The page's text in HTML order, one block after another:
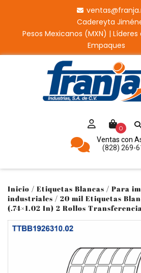
Cadereyta
Pesos Mexicanos (MXN) |
Empaques
0
Ventas con
(828) 269-
Inicio / Etiquetas Blancas / Para
industriales / 20 mil Etiquetas
(.74×1.02 In) 2 Rollos